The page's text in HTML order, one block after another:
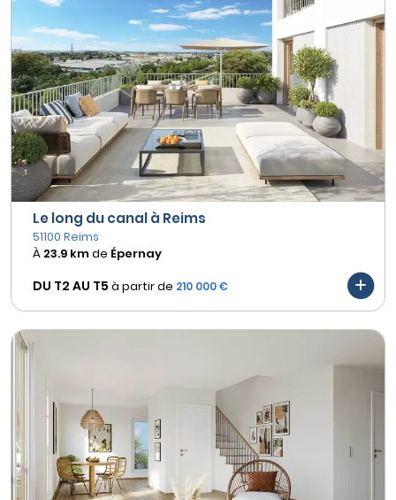
Le long du canal à Reims
51100 Reims
À 23.9 kmde Épernay
DU T2 AU T5 à partir de 210 000 €